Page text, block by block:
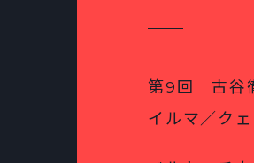
第9回 古谷
イルマ／クェ